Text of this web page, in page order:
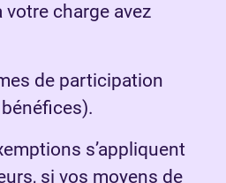
votre charge avez
de participation
s’appliquent
si vos moyens de